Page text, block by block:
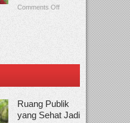
Comments Off
Ruang Publik
yang Sehat Jadi